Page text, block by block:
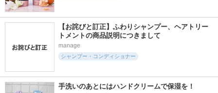
【お詫びと訂正】ふわりシャンプー、ヘアトリー
トメントの商品説明につきまして
manage
シャンプー・コンディショナー
手洗いのあとにはハンドクリームで保湿を！